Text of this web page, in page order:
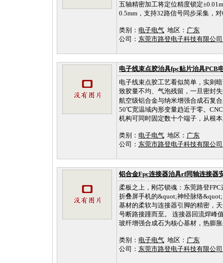
五轴精密加工将定位精度锁定
0.5mm，支持32路信号同步采集，
类别： 电子电气 地区： 广东
公司： 东莞市路登电子科技有限公
电子线束点胶治具fpc贴片治具PCB
电子线束点胶工艺看似简单，实则
致胶量不均、气泡残留，一旦密封
航空级铝合金与纳米增强合成石复
50℃宽温域内形变量趋近于零。
机构可同时固定数十个端子，从根
类别： 电子电气 地区： 广东
公司： 东莞市路登电子科技有限公
铝合金Fpc连接器治具rf同轴连接器
柔板之上，刚芯锁魂：东莞路登
折叠屏手机的&quot;神经脉络
基材的柔软与连接器引脚的精密，
号断路接踵而至。 连接器回流焊峰
玻纤增强合成石为核心基材，热膨
类别： 电子电气 地区： 广东
公司： 东莞市路登电子科技有限公